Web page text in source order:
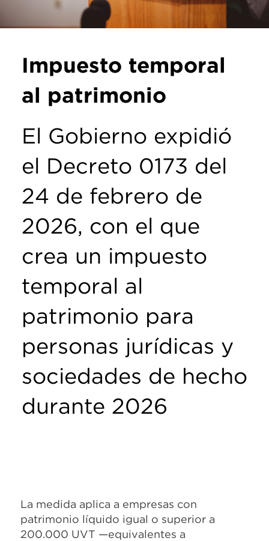
Impuesto temporal
al patrimonio
El Gobierno expidió
el Decreto 0173 del
24 de febrero de
2026, con el que
crea un impuesto
temporal al
patrimonio para
personas jurídicas y
sociedades de hecho
durante 2026
La medida aplica a empresas con
patrimonio líquido igual o superior a
200.000 UVT —equivalentes a